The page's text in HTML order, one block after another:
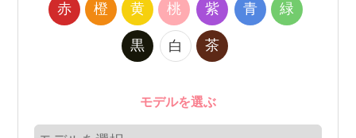
赤 橙 黄 桃 紫 青 緑
黒 白 茶
モデルを選ぶ